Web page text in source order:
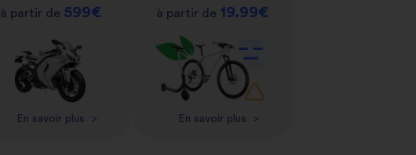
à partir de 599€
En savoir plus >
à partir de 19.99€
En savoir plus >